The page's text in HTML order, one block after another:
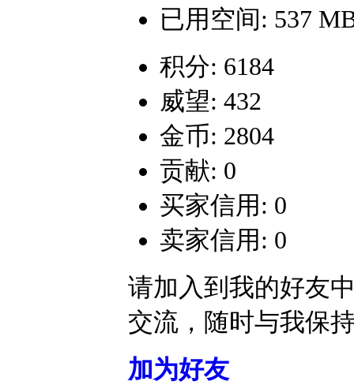
已用空间: 537
积分: 6184
威望: 432
金币: 2804
贡献: 0
买家信用: 0
卖家信用: 0
请加入到我的好友
交流，随时与我保
加为好友